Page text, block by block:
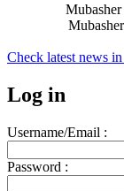
Check latest news in
Log in
Username/Email :
Password :